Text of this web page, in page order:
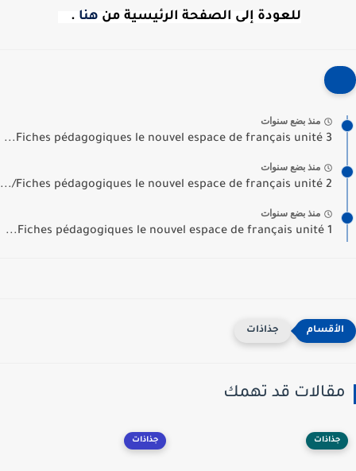
للعودة إلى الصفحة الرئيسية من هنا .
منذ بضع سنوات
Fiches pédagogiques le nouvel espace de français unité 3...
منذ بضع سنوات
Fiches pédagogiques le nouvel espace de français unité 2/...
منذ بضع سنوات
Fiches pédagogiques le nouvel espace de français unité 1...
جذاذات
مقالات قد تهمك
جذاذات جذاذات